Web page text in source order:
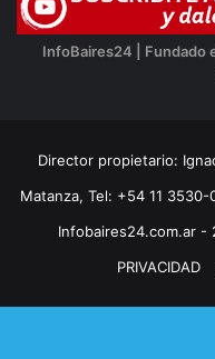
InfoBaires24 | Fundado
Director propietario:
Matanza, Tel: +54 11
Infobaires24.com.ar -
PRIVACIDAD